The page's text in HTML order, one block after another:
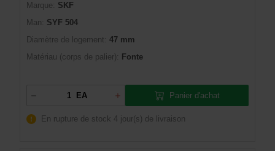
Marque:
SKF
Man:
SYF 504
Diamètre de logement: 47 mm
Matériau (corps de palier):
Fonte
EA Panier d'achat
En rupture de stock 4 jour(s) de livraison